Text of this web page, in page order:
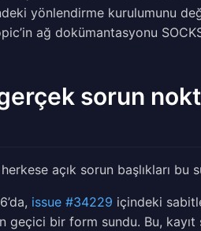
yönlendirme kurulumunu
ağ dokümantasyonu
sorun
açık sorun başlıkları bu
issue #34229 içindeki
geçici bir form sundu. Bu,